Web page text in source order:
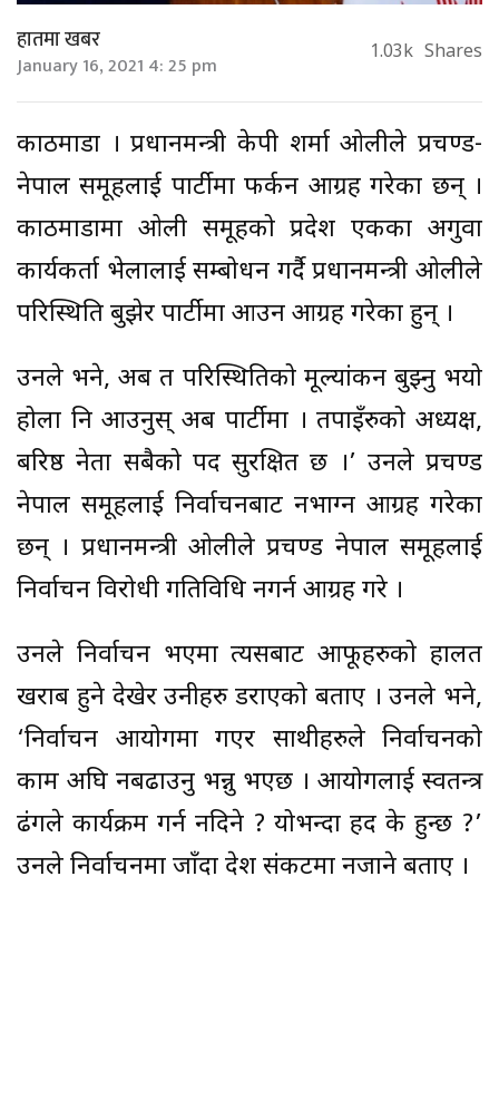
हातमा खबर
January 16, 2021 4: 25 pm 1.03k Shares
काठमाडौं । प्रधानमन्त्री केपी शर्मा ओलीले प्रचण्ड-
नेपाल समूहलाई पार्टीमा फर्कन आग्रह गरेका छन् ।
काठमाडौंमा ओली समूहको प्रदेश एकका अगुवा
कार्यकर्ता भेलालाई सम्बोधन गर्दै प्रधानमन्त्री ओलीले
परिस्थिति बुझेर पार्टीमा आउन आग्रह गरेका हुन् ।
उनले भने, अब त परिस्थितिको मूल्यांकन बुझ्नु भयो
होला नि आउनुस् अब पार्टीमा । तपाइँरुको अध्यक्ष,
बरिष्ठ नेता सबैको पद सुरक्षित छ ।’ उनले प्रचण्ड
नेपाल समूहलाई निर्वाचनबाट नभाग्न आग्रह गरेका
छन् । प्रधानमन्त्री ओलीले प्रचण्ड नेपाल समूहलाई
निर्वाचन विरोधी गतिविधि नगर्न आग्रह गरे ।
उनले निर्वाचन भएमा त्यसबाट आफूहरुको हालत
खराब हुने देखेर उनीहरु डराएको बताए । उनले भने,
‘निर्वाचन आयोगमा गएर साथीहरुले निर्वाचनको
काम अघि नबढाउनु भन्नु भएछ । आयोगलाई स्वतन्त्र
ढंगले कार्यक्रम गर्न नदिने ? योभन्दा हद के हुन्छ ?’
उनले निर्वाचनमा जाँदा देश संकटमा नजाने बताए ।